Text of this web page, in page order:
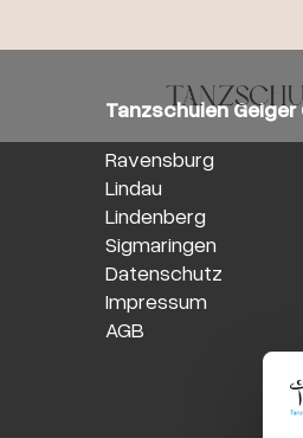
Tanzschulen Geiger
Ravensburg
Lindau
Lindenberg
Sigmaringen
Datenschutz
Impressum
AGB